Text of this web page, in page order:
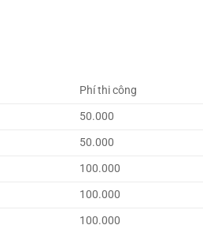
Phí thi công
50.000
50.000
100.000
100.000
100.000